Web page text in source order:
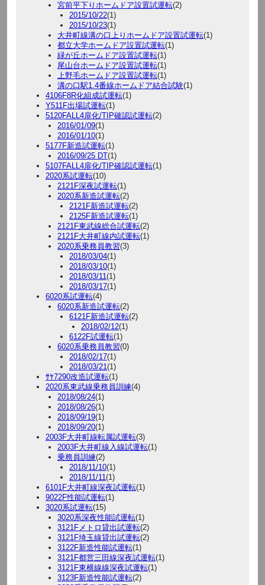
宮前平下りホームドア設置試運転(2)
2015/10/22(1)
2015/10/23(1)
大井町線溝の口上りホームドア設置試運転(1)
都立大学ホームドア設置試運転(1)
緑が丘ホームドア設置試運転(1)
尾山台ホームドア設置試運転(1)
上野毛ホームドア設置試運転(1)
溝の口駅1.4番線ホームドア結合試験(1)
4106F8R化組成試運転(1)
Y511F出場試運転(1)
5120FALL4扉化/TIP確認試運転(2)
2016/01/09(1)
2016/01/10(1)
5177F新造試運転(1)
2016/09/25 DT(1)
5107FALL4扉化/TIP確認試運転(1)
2020系試運転(10)
2121F深夜試運転(1)
2020系新造試運転(2)
2121F新造試運転(2)
2125F新造試運転(1)
2121F東武線総合試運転(2)
2121F大井町線内試運転(1)
2020系乗務員教習(3)
2018/03/04(1)
2018/03/10(1)
2018/03/11(1)
2018/03/17(1)
6020系試運転(4)
6020系新造試運転(2)
6121F新造試運転(2)
2018/02/12(1)
6122F試運転(1)
6020系乗務員教習(0)
2018/02/17(1)
2018/03/21(1)
ｻﾔ7290改造試運転(1)
2020系東武線乗務員訓練(4)
2018/08/24(1)
2018/08/26(1)
2018/09/19(1)
2018/09/20(1)
2003F大井町線転属試運転(3)
2003F大井町線入線試運転(1)
乗務員訓練(2)
2018/11/10(1)
2018/11/11(1)
6101F大井町線深夜試運転(1)
9022F性能試運転(1)
3020系試運転(15)
3020系深夜性能試運転(1)
3121Fメトロ貸出試運転(2)
3121F埼玉線貸出試運転(2)
3122F新造性能試運転(1)
3121F都営三田線深夜試運転(1)
3121F東横線線深夜試運転(1)
3123F新造性能試運転(2)